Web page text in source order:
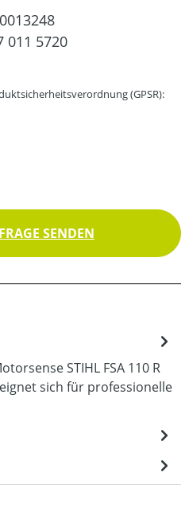
011 5720
(GPSR):
SENDEN
STIHL FSA 110 R
sich für professionelle